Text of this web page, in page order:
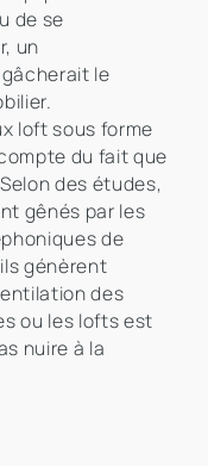
de se
un
le
loft sous forme
du fait que
des études,
gênés par les
de
génèrent
des
ou les lofts est
nuire à la